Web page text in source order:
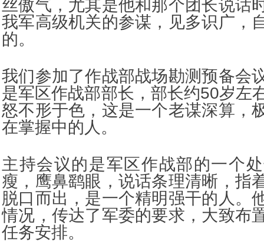
丝傲气，尤其是他和那个团长说话
我军高级机关的参谋，见多识广，
的。
我们参加了作战部战场勘测预备会
是军区作战部部长，部长约50岁左
怒不形于色，这是一个老谋深算，
在掌握中的人。
主持会议的是军区作战部的一个
瘦，鹰鼻鹞眼，说话条理清晰，指
脱口而出，是一个精明强干的人。
情况，传达了军委的要求，大致布
任务安排。